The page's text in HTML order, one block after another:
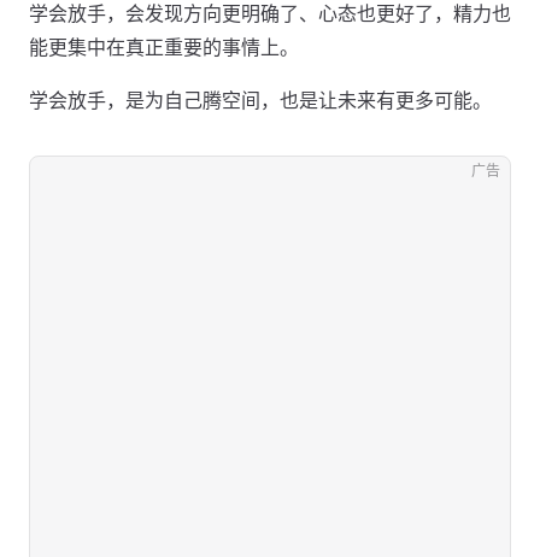
学会放手，会发现方向更明确了、心态也更好了，精力也
能更集中在真正重要的事情上。
学会放手，是为自己腾空间，也是让未来有更多可能。
广告